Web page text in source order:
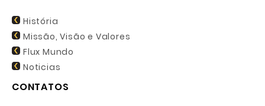
História
Missão, Visão e Valores
Flux Mundo
Noticias
CONTATOS